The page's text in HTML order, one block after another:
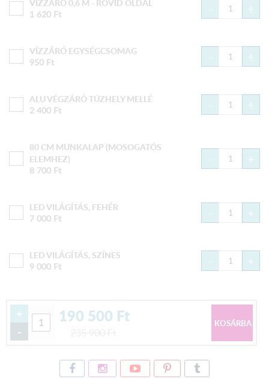
1 620 Ft - +
VÍZZÁRÓ EGYSÉGCSOMAG
950 Ft - +
ALU VÉGZÁRÓ TŰZHELY MELLÉ
2 400 Ft - +
80 CM MUNKALAP (MOSOGATÓS
ELEMHEZ)
8 700 Ft
- +
LED VILÁGÍTÁS, FEHÉR
7 000 Ft - +
LED VILÁGÍTÁS, SZÍNES
9 000 Ft - +
+
-
190 500 Ft